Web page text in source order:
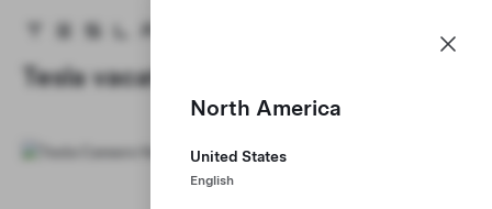
Tesla homepage
Skip to main content
North America
United States
English
Tesla vacatures